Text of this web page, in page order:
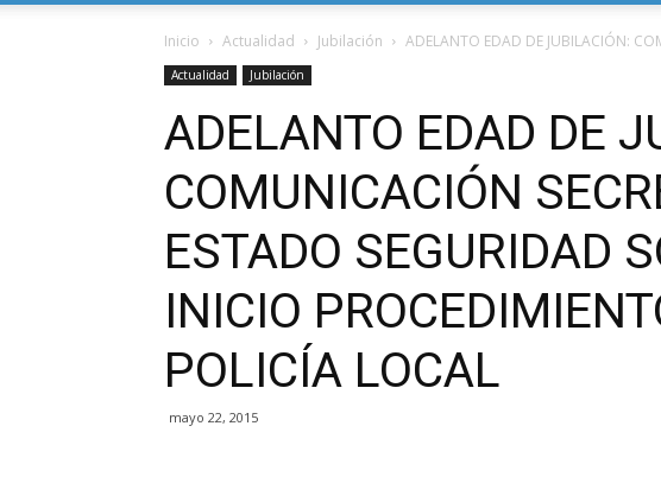
Inicio Actualidad Jubilación ADELANTO EDAD DE JUBILACIÓN:
Actualidad Jubilación
ADELANTO EDAD DE
COMUNICACIÓN
ESTADO SEGURIDAD
INICIO
POLICÍA LOCAL
mayo 22, 2015